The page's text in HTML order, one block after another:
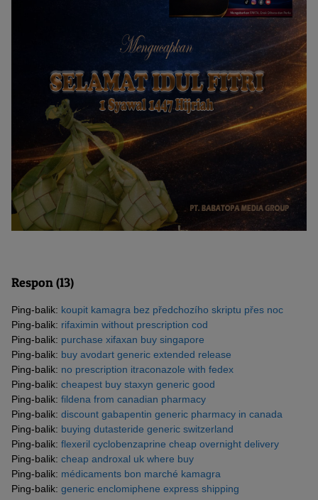
Respon (13)
Ping-balik: koupit kamagra bez předchozího skriptu přes noc
Ping-balik: rifaximin without prescription cod
Ping-balik: purchase xifaxan buy singapore
Ping-balik: buy avodart generic extended release
Ping-balik: no prescription itraconazole with fedex
Ping-balik: cheapest buy staxyn generic good
Ping-balik: fildena from canadian pharmacy
Ping-balik: discount gabapentin generic pharmacy in canada
Ping-balik: buying dutasteride generic switzerland
Ping-balik: flexeril cyclobenzaprine cheap overnight delivery
Ping-balik: cheap androxal uk where buy
Ping-balik: médicaments bon marché kamagra
Ping-balik: generic enclomiphene express shipping